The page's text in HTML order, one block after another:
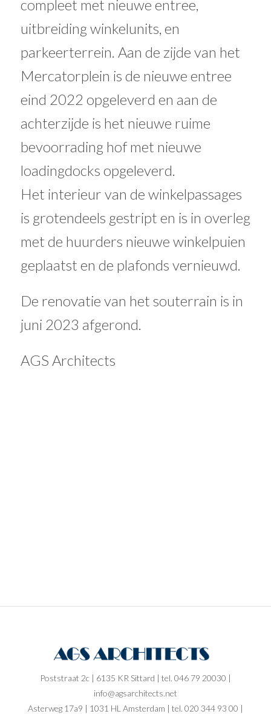
compleet met nieuwe entree,
uitbreiding winkelunits, en
parkeerterrein. Aan de zijde van het
Mercatorplein is de nieuwe entree
eind 2022 opgeleverd en aan de
achterzijde is het nieuwe ruime
bevoorrading hof met nieuwe
loadingdocks opgeleverd.
Het interieur van de winkelpassages
is grotendeels gestript en is in overleg
met de huurders nieuwe winkelpuien
geplaatst en de plafonds vernieuwd.
De renovatie van het souterrain is in
juni 2023 afgerond.
AGS Architects
Poststraat 2c | 6135 KR Sittard | tel. 046 79 20030 |
info@agsarchitects.net
Asterweg 17a9 | 1031 HL Amsterdam | tel. 020 344 93 00 |